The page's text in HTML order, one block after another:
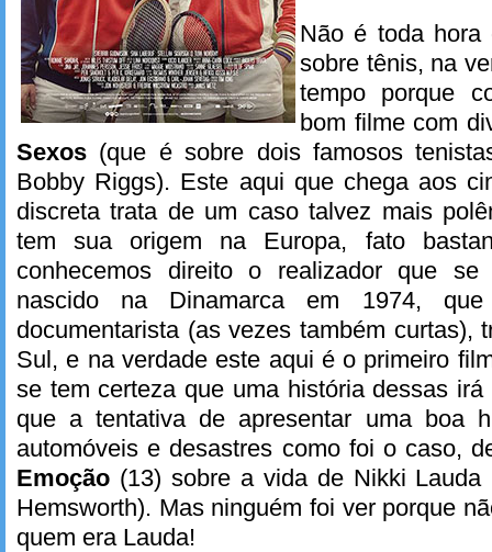
Não é toda
sobre tênis, na
tempo porque
bom filme com
Sexos (que é sobre dois famosos
Bobby Riggs). Este aqui que chega aos
discreta trata de um caso talvez mais
tem sua origem na Europa, fato
conhecemos direito o realizador que se
nascido na Dinamarca em 1974,
documentarista (as vezes também curtas),
Sul, e na verdade este aqui é o primeiro
se tem certeza que uma história dessas
que a tentativa de apresentar uma boa
automóveis e desastres como foi o caso,
Emoção (13) sobre a vida de Nikki
Hemsworth). Mas ninguém foi ver porque
quem era Lauda!